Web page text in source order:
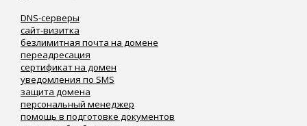
DNS-серверы
сайт-визитка
безлимитная почта на домене
переадресация
сертификат на домен
уведомления по SMS
защита домена
персональный менеджер
помощь в подготовке документов